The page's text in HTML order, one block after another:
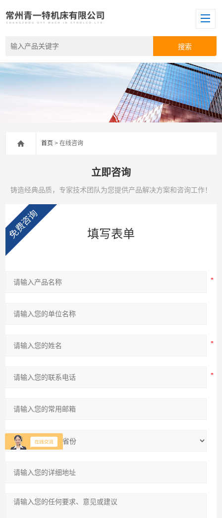
首页 > 在线咨询
立即咨询
铸造经典品质，专家技术团队为您提供产品解决方案和咨询工作！
免费咨询 填写表单